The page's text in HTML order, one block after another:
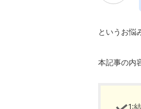
というお悩
本記事の内
1: